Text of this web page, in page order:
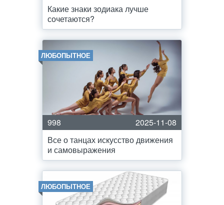
Какие знаки зодиака лучше
сочетаются?
ЛЮБОПЫТНОЕ
998
2025-11-08
Все о танцах искусство движения
и самовыражения
ЛЮБОПЫТНОЕ